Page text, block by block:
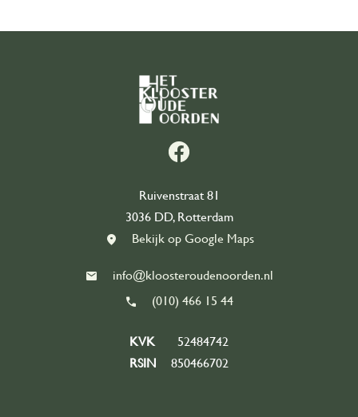
Organisatie
Partners
Contact
Ruivenstraat 81
3036 DD, Rotterdam
Bekijk op Google Maps
info@kloosteroudenoorden.nl
(010) 466 15 44
KVK
52484742
RSIN
850466702